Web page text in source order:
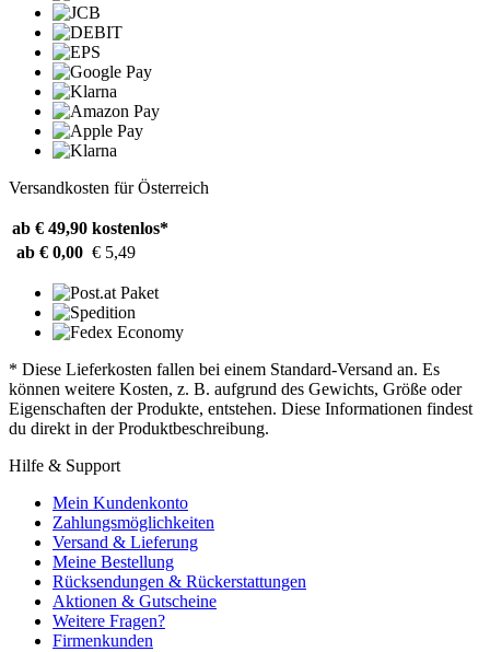
Versandkosten für Österreich
ab € 49,90 kostenlos*
ab € 0,00 € 5,49
* Diese Lieferkosten fallen bei einem Standard-Versand an. Es
können weitere Kosten, z. B. aufgrund des Gewichts, Größe oder
Eigenschaften der Produkte, entstehen. Diese Informationen findest
du direkt in der Produktbeschreibung.
Hilfe & Support
Mein Kundenkonto
Zahlungsmöglichkeiten
Versand & Lieferung
Meine Bestellung
Rücksendungen & Rückerstattungen
Aktionen & Gutscheine
Weitere Fragen?
Firmenkunden